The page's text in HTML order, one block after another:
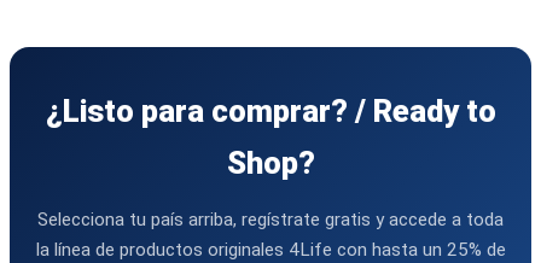
¿Listo para comprar? / Ready to
Shop?
Selecciona tu país arriba, regístrate gratis y accede a toda
la línea de productos originales 4Life con hasta un 25% de